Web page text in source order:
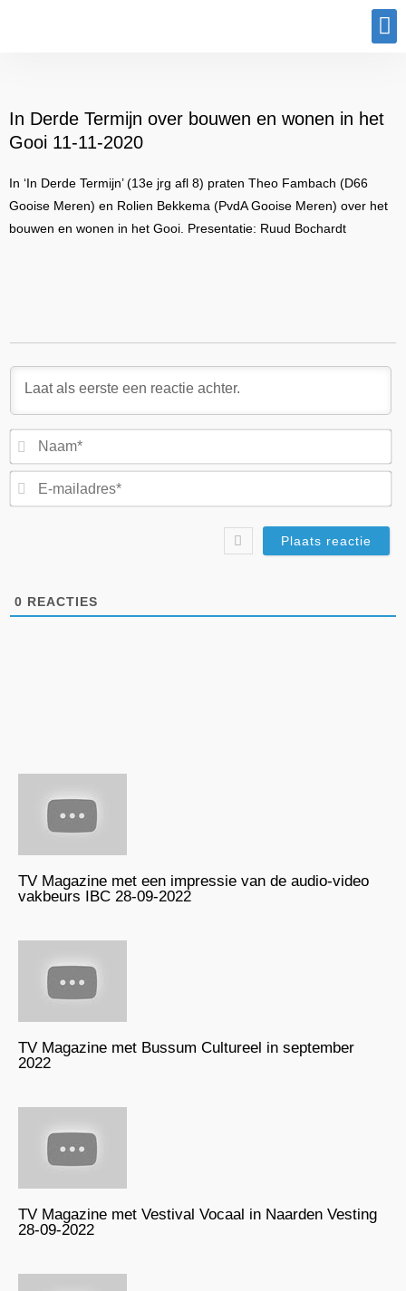
In Derde Termijn over bouwen en wonen in het
Gooi 11-11-2020
In ‘In Derde Termijn’ (13e jrg afl 8) praten Theo Fambach (D66
Gooise Meren) en Rolien Bekkema (PvdA Gooise Meren) over het
bouwen en wonen in het Gooi. Presentatie: Ruud Bochardt
0 REACTIES
TV Magazine met een impressie van de audio-video
vakbeurs IBC 28-09-2022
TV Magazine met Bussum Cultureel in september
2022
TV Magazine met Vestival Vocaal in Naarden Vesting
28-09-2022